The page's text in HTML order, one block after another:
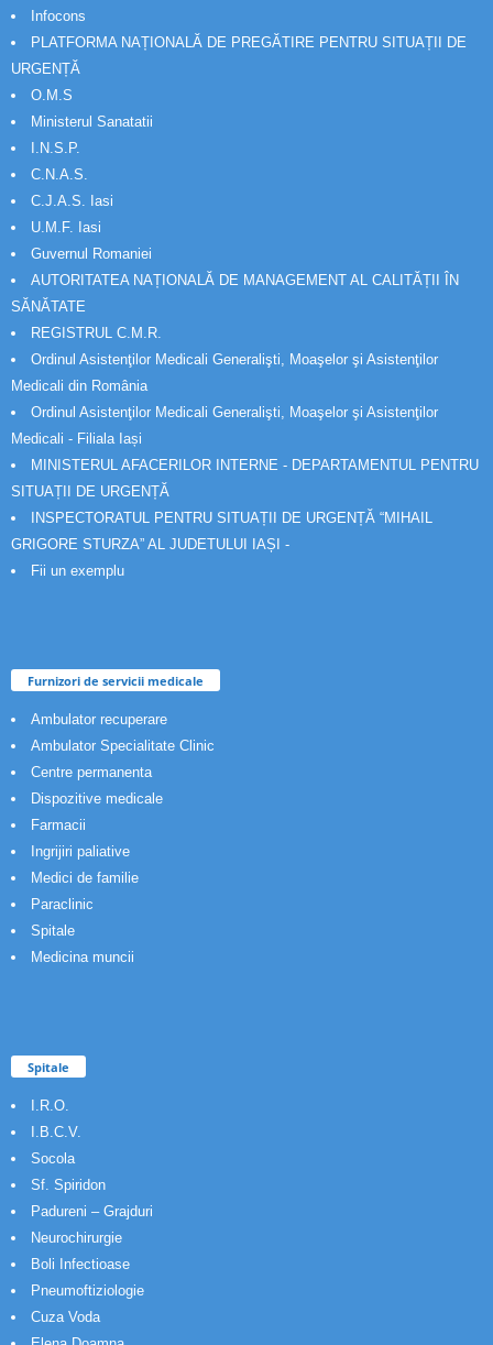
Infocons
PLATFORMA NAȚIONALĂ DE PREGĂTIRE PENTRU SITUAȚII DE
URGENȚĂ
O.M.S
Ministerul Sanatatii
I.N.S.P.
C.N.A.S.
C.J.A.S. Iasi
U.M.F. Iasi
Guvernul Romaniei
AUTORITATEA NAȚIONALĂ DE MANAGEMENT AL CALITĂȚII ÎN
SĂNĂTATE
REGISTRUL C.M.R.
Ordinul Asistenţilor Medicali Generalişti, Moaşelor şi Asistenţilor
Medicali din România
Ordinul Asistenţilor Medicali Generalişti, Moaşelor şi Asistenţilor
Medicali - Filiala Iași
MINISTERUL AFACERILOR INTERNE - DEPARTAMENTUL PENTRU
SITUAȚII DE URGENȚĂ
INSPECTORATUL PENTRU SITUAȚII DE URGENȚĂ “MIHAIL
GRIGORE STURZA” AL JUDETULUI IAȘI -
Fii un exemplu
Furnizori de servicii medicale
Ambulator recuperare
Ambulator Specialitate Clinic
Centre permanenta
Dispozitive medicale
Farmacii
Ingrijiri paliative
Medici de familie
Paraclinic
Spitale
Medicina muncii
Spitale
I.R.O.
I.B.C.V.
Socola
Sf. Spiridon
Padureni – Grajduri
Neurochirurgie
Boli Infectioase
Pneumoftiziologie
Cuza Voda